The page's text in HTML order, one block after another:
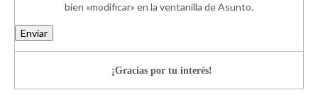
bien «modificar» en la ventanilla de Asunto.
Enviar
¡Gracias por tu interés!